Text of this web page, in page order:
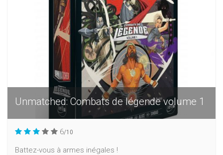
Unmatched: Combats de légende volume 1
6/10
Battez-vous à armes inégales !